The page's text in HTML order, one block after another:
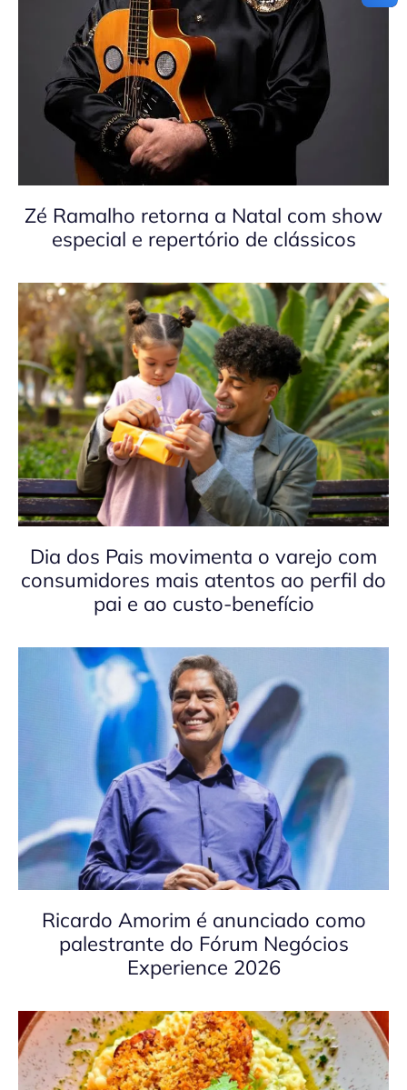
Zé Ramalho retorna a Natal com show
especial e repertório de clássicos
Dia dos Pais movimenta o varejo com
consumidores mais atentos ao perfil do
pai e ao custo-benefício
Ricardo Amorim é anunciado como
palestrante do Fórum Negócios
Experience 2026